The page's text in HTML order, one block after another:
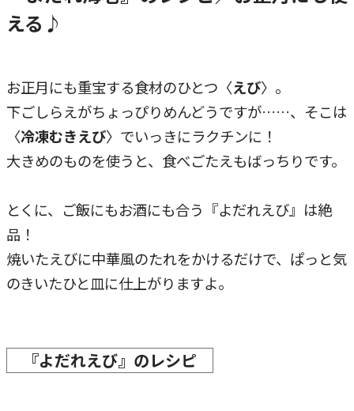
える♪
お正月にも重宝する食材のひとつ〈えび〉。
下ごしらえがちょっぴりめんどうですが……、そこは
〈冷凍むきえび〉でいっきにラクチンに！
大きめのものを使うと、食べごたえもばっちりです。
とくに、ご飯にもお酒にも合う『よだれえび』は絶
品！
焼いたえびに中華風のたれをかけるだけで、ぱっと気
のきいたひと皿に仕上がりますよ。
『よだれえび』のレシピ